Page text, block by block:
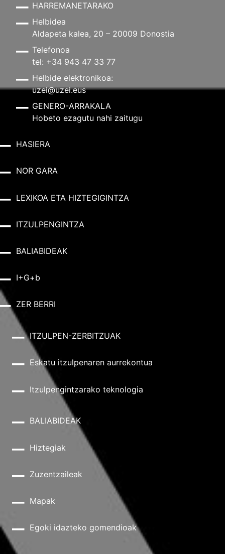
HARREMANETARAKO
Helbidea
Aldapeta kalea, 20 – 20009 Donostia
Telefonoa
tel: +34 943 47 33 77
Helbide elektronikoa:
uzei@uzei.eus
GENERO-ARRAKALA
Hobeto ezagutu nahi zaitugu
HASIERA
NOR GARA
LEXIKOA ETA HIZTEGIGINTZA
ITZULPENGINTZA
BALIABIDEAK
I+G+b
ZER BERRI
ITZULPEN-ZERBITZUAK
Eskatu itzulpenaren aurrekontua
Itzulpengintzarako teknologia
BALIABIDEAK
Hiztegiak
Zuzentzaileak
Mapak
Egoki idazteko gomendioak